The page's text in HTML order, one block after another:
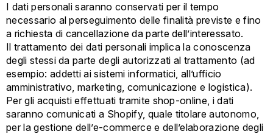
I dati personali saranno conservati per il tempo
necessario al perseguimento delle finalità previste e fino
a richiesta di cancellazione da parte dell’interessato.
Il trattamento dei dati personali implica la conoscenza
degli stessi da parte degli autorizzati al trattamento (ad
esempio: addetti ai sistemi informatici, all’ufficio
amministrativo, marketing, comunicazione e logistica).
Per gli acquisti effettuati tramite shop-online, i dati
saranno comunicati a Shopify, quale titolare autonomo,
per la gestione dell’e-commerce e dell’elaborazione degli